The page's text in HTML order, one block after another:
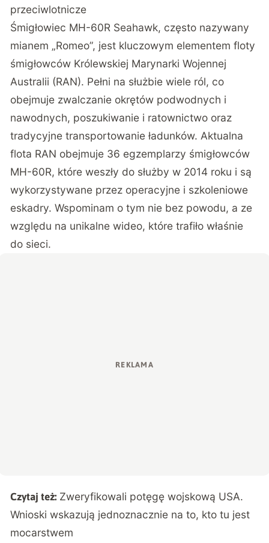
przeciwlotnicze
Śmigłowiec MH-60R Seahawk, często nazywany
mianem „Romeo”, jest kluczowym elementem floty
śmigłowców Królewskiej Marynarki Wojennej
Australii (RAN). Pełni na służbie wiele ról, co
obejmuje zwalczanie okrętów podwodnych i
nawodnych, poszukiwanie i ratownictwo oraz
tradycyjne transportowanie ładunków. Aktualna
flota RAN obejmuje 36 egzemplarzy śmigłowców
MH-60R, które weszły do służby w 2014 roku i są
wykorzystywane przez operacyjne i szkoleniowe
eskadry. Wspominam o tym nie bez powodu, a ze
względu na unikalne wideo, które trafiło właśnie
do sieci.
Czytaj też: Zweryfikowali potęgę wojskową USA.
Wnioski wskazują jednoznacznie na to, kto tu jest
mocarstwem